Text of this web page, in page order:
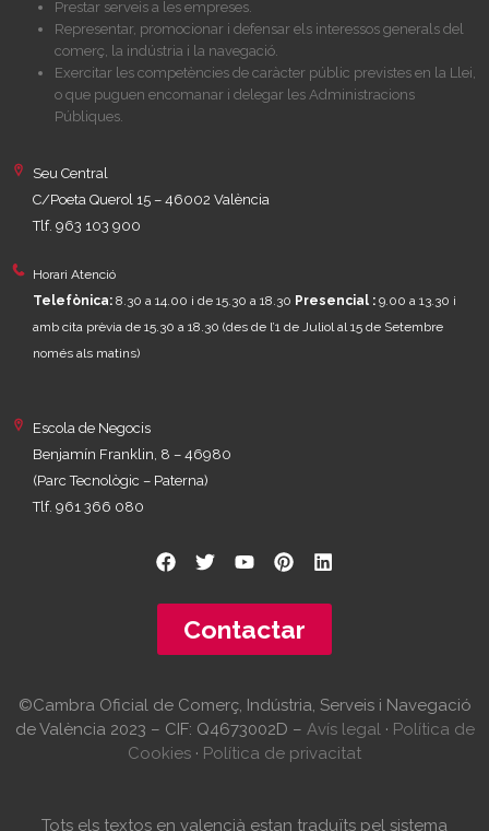
Prestar serveis a les empreses.
Representar, promocionar i defensar els interessos generals del
comerç, la indústria i la navegació.
Exercitar les competències de caràcter públic previstes en la Llei,
o que puguen encomanar i delegar les Administracions
Públiques.
Seu Central
C/Poeta Querol 15 – 46002 València
Tlf. 963 103 900
Horari Atenció
Telefònica: 8.30 a 14.00 i de 15.30 a 18.30 Presencial : 9.00 a 13.30 i
amb cita prèvia de 15.30 a 18.30 (des de l’1 de Juliol al 15 de Setembre
només als matins)
Escola de Negocis
Benjamín Franklin, 8 – 46980
(Parc Tecnològic – Paterna)
Tlf. 961 366 080
Contactar
©Cambra Oficial de Comerç, Indústria, Serveis i Navegació
de València 2023 – CIF: Q4673002D – Avís legal · Política de
Cookies · Política de privacitat
Tots els textos en valencià estan traduïts pel sistema